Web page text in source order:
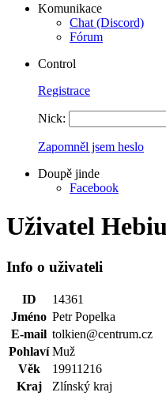
Komunikace
Chat (Discord)
Fórum
Control
Registrace
Nick:
Zapomněl jsem heslo
Doupě jinde
Facebook
Uživatel
Info o uživateli
ID
14361
Jméno Petr Popelka
E-mail tolkien@centrum.cz
Pohlaví Muž
Věk
19911216
Kraj
Zlínský kraj